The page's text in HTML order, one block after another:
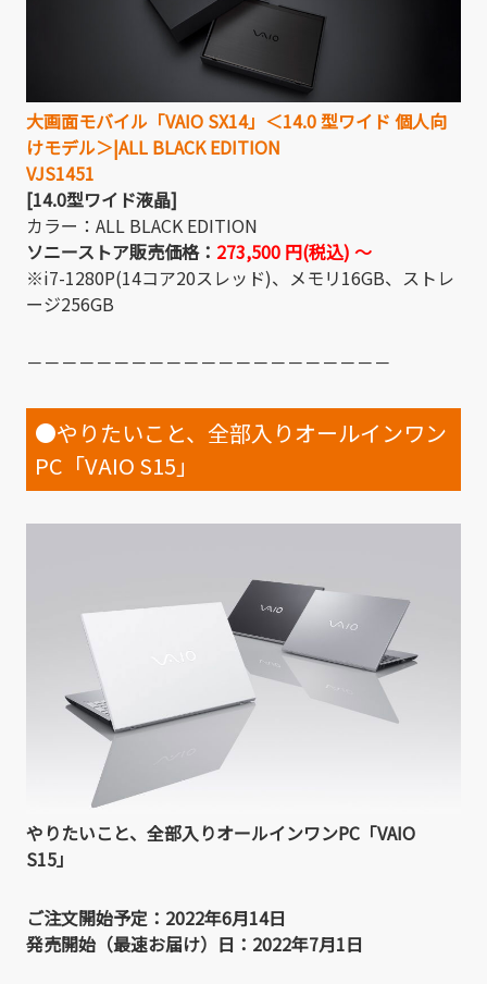
大画面モバイル「VAIO SX14」＜14.0 型ワイド 個人向
けモデル＞|ALL BLACK EDITION
VJS1451
[14.0型ワイド液晶]
カラー：ALL BLACK EDITION
ソニーストア販売価格： 273,500 円(税込) 〜
※i7-1280P(14コア20スレッド)、メモリ16GB、ストレ
ージ256GB
－－－－－－－－－－－－－－－－－－－－－
●やりたいこと、全部入りオールインワン
PC「VAIO S15」
やりたいこと、全部入りオールインワンPC「VAIO
S15」
ご注文開始予定：2022年6月14日
発売開始（最速お届け）日：2022年7月1日